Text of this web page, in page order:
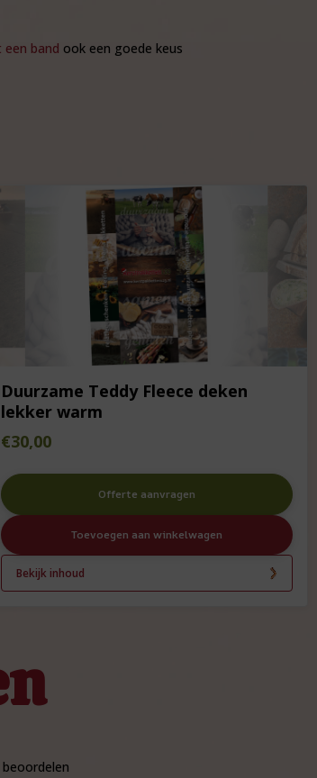
een band ook een goede keus
Duurzame Teddy Fleece deken
lekker warm
€30,00
Offerte aanvragen
Toevoegen aan winkelwagen
Bekijk inhoud